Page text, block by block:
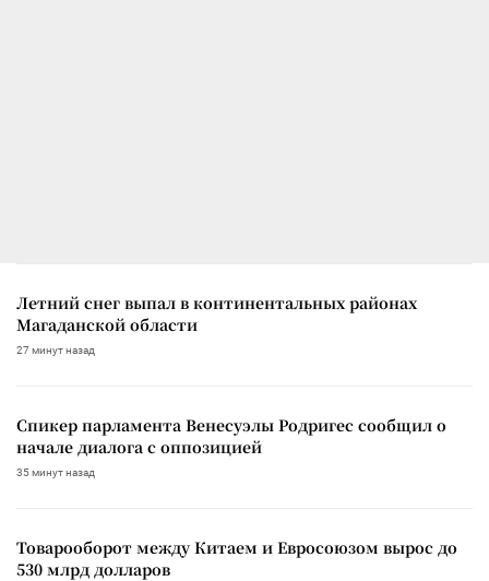
Летний снег выпал в континентальных районах
Магаданской области
27 минут назад
Спикер парламента Венесуэлы Родригес сообщил о
начале диалога с оппозицией
35 минут назад
Товарооборот между Китаем и Евросоюзом вырос до
530 млрд долларов